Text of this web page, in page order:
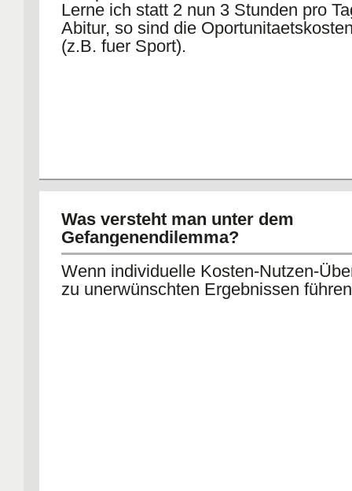
Lerne ich statt 2 nun 3 Stunden pro
Abitur, so sind die
(z.B. fuer Sport).
Was versteht man unter dem
Gefangenendilemma?
Wenn individuelle Kosten-Nutzen-
zu unerwünschten Ergebnissen